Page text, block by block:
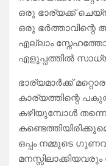
ഒരു ഭാര്യക്ക്
ഒരു ഭർത്താവിന്റെ
എല്ലാം
എളുപ്പത്തിൽ
ഭാര്യമാർക്ക്
കാര്യത്തിന്റെ
കഴിയുമ്പോൾ
ഒപ്പം നമ്മുടെ